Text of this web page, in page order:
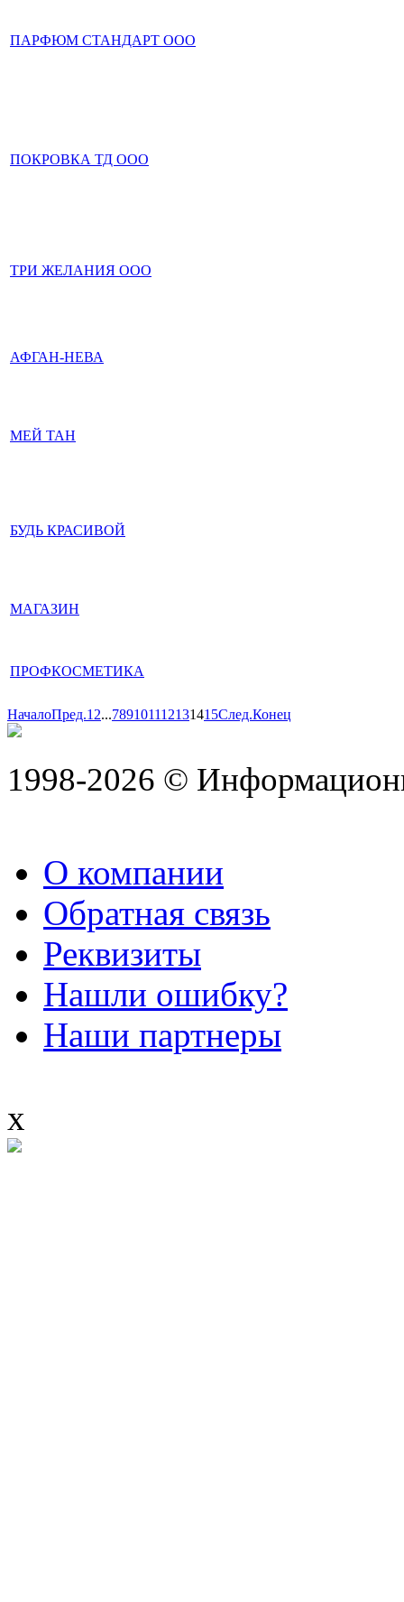
ПАРФЮМ СТАНДАРТ ООО
ПОКРОВКА ТД ООО
ТРИ ЖЕЛАНИЯ ООО
АФГАН-НЕВА
МЕЙ ТАН
БУДЬ КРАСИВОЙ
МАГАЗИН
ПРОФКОСМЕТИКА
НачалоПред.1 2...789101112131415След.Конец
1998-2026 ©
О компании
Обратная связь
Реквизиты
Нашли ошибку?
Наши партнеры
x